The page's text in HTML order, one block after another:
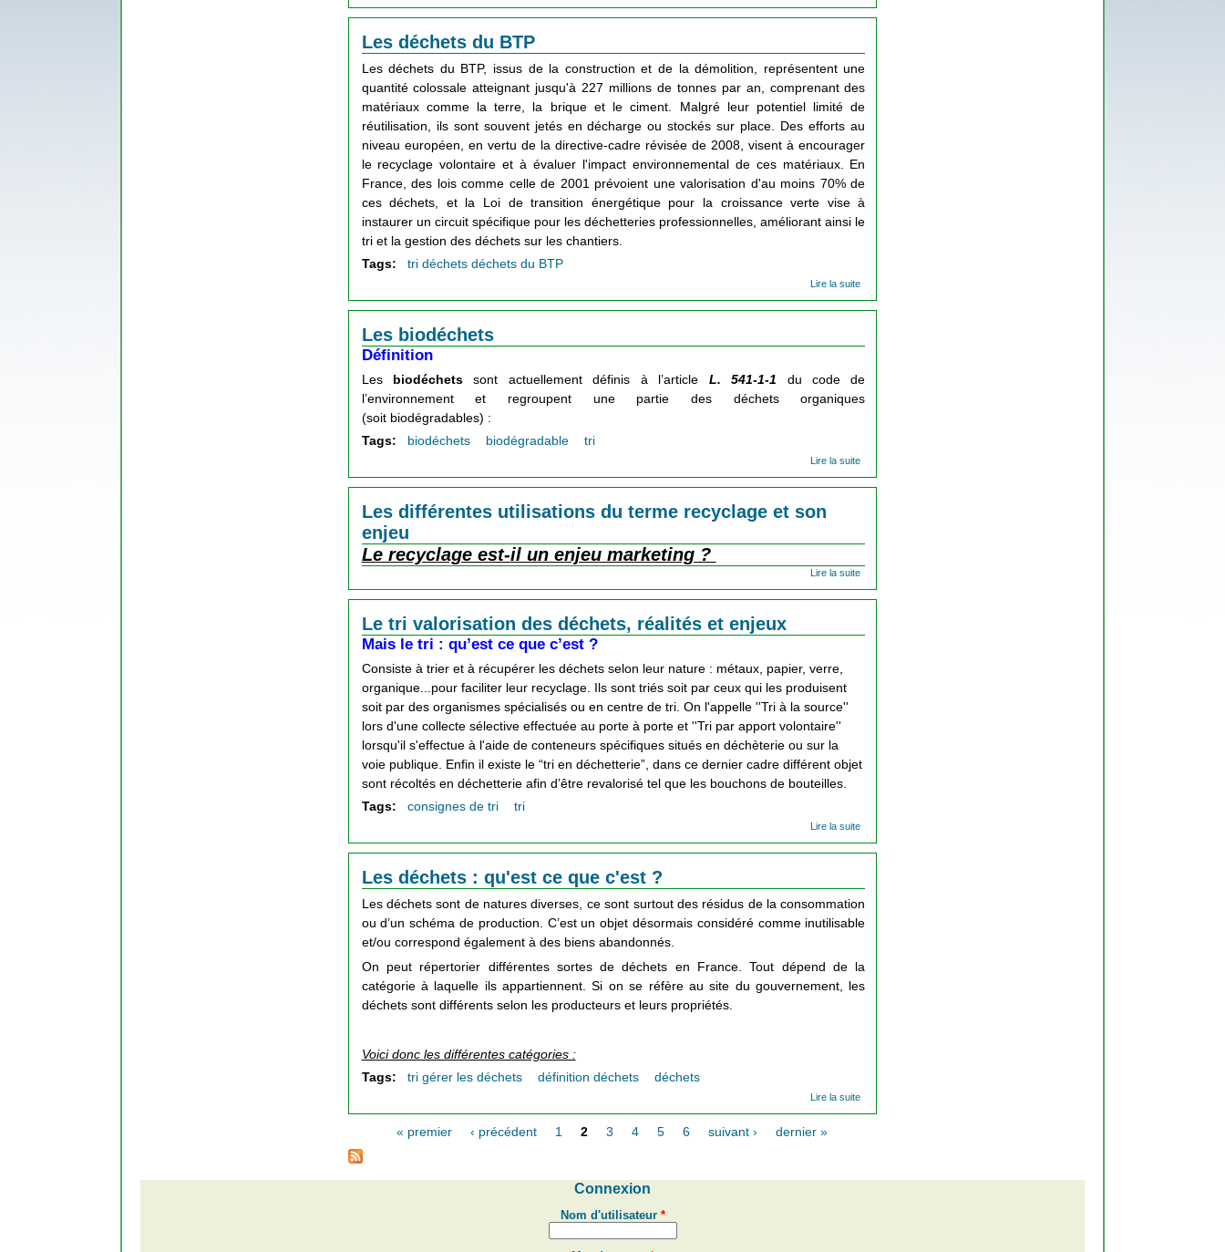
dangereux
Les déchets du BTP
Les déchets du BTP, issus de la construction et de la démolition, représentent une
quantité colossale atteignant jusqu'à 227 millions de tonnes par an, comprenant des
matériaux comme la terre, la brique et le ciment. Malgré leur potentiel limité de
réutilisation, ils sont souvent jetés en décharge ou stockés sur place. Des efforts au
niveau européen, en vertu de la directive-cadre révisée de 2008, visent à encourager
le recyclage volontaire et à évaluer l'impact environnemental de ces matériaux. En
France, des lois comme celle de 2001 prévoient une valorisation d'au moins 70% de
ces déchets, et la Loi de transition énergétique pour la croissance verte vise à
instaurer un circuit spécifique pour les déchetteries professionnelles, améliorant ainsi le
tri et la gestion des déchets sur les chantiers.
Tags:
tri déchets déchets du BTP
Lire la suite
du BTP
Les biodéchets
Définition
Les biodéchets sont actuellement définis à l’article L. 541-1-1 du code de
l’environnement et regroupent une partie des déchets organiques
(soit biodégradables) :
Tags:
biodéchets biodégradable tri
Lire la suite
Les différentes utilisations du terme recyclage et son
enjeu
Le recyclage est-il un enjeu marketing ?
Lire la suite
utilisations
Le tri valorisation des déchets, réalités et enjeux
Mais le tri : qu’est ce que c’est ?
Consiste à trier et à récupérer les déchets selon leur nature : métaux, papier, verre,
organique...pour faciliter leur recyclage. Ils sont triés soit par ceux qui les produisent
soit par des organismes spécialisés ou en centre de tri. On l'appelle ''Tri à la source''
lors d'une collecte sélective effectuée au porte à porte et ''Tri par apport volontaire''
lorsqu'il s'effectue à l'aide de conteneurs spécifiques situés en déchèterie ou sur la
voie publique. Enfin il existe le “tri en déchetterie”, dans ce dernier cadre différent objet
sont récoltés en déchetterie afin d’être revalorisé tel que les bouchons de bouteilles.
Tags:
consignes de tri tri
Lire la suite
des
Les déchets : qu'est ce que c'est ?
Les déchets sont de natures diverses, ce sont surtout des résidus de la consommation
ou d’un schéma de production. C’est un objet désormais considéré comme inutilisable
et/ou correspond également à des biens abandonnés.
On peut répertorier différentes sortes de déchets en France. Tout dépend de la
catégorie à laquelle ils appartiennent. Si on se réfère au site du gouvernement, les
déchets sont différents selon les producteurs et leurs propriétés.
Voici donc les différentes catégories :
Tags:
tri gérer les déchets définition déchets déchets
Lire la suite
Pages« premier ‹ précédent 1 2 3 4 5 6 suivant › dernier »
Connexion
Nom d'utilisateur *